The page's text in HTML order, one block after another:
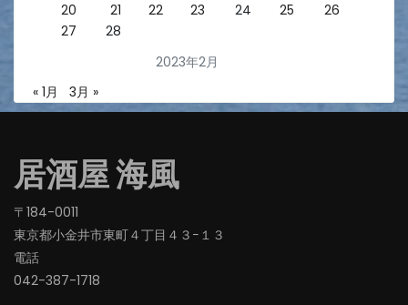
2023年2月
20
21 22 23 24 25
26
27
28
« 1月 3月 »
居酒屋 海風
〒184-0011
東京都小金井市東町４丁目４３−１３
電話
042-387-1718‬